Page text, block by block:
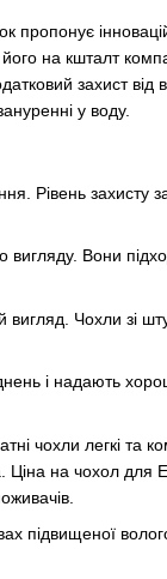
пропонує
на кшталт
захист
у воду.
Рівень захисту
вигляду. Вони
Чохли зі
і надають
чохли легкі та
Ціна на чохол
підвищеної